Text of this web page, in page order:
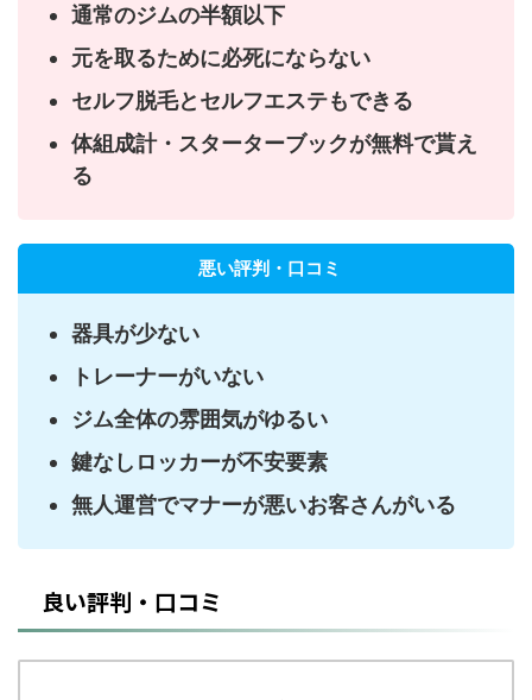
通常のジムの半額以下
元を取るために必死にならない
セルフ脱毛とセルフエステもできる
体組成計・スターターブックが無料で貰え
る
悪い評判・口コミ
器具が少ない
トレーナーがいない
ジム全体の雰囲気がゆるい
鍵なしロッカーが不安要素
無人運営でマナーが悪いお客さんがいる
良い評判・口コミ